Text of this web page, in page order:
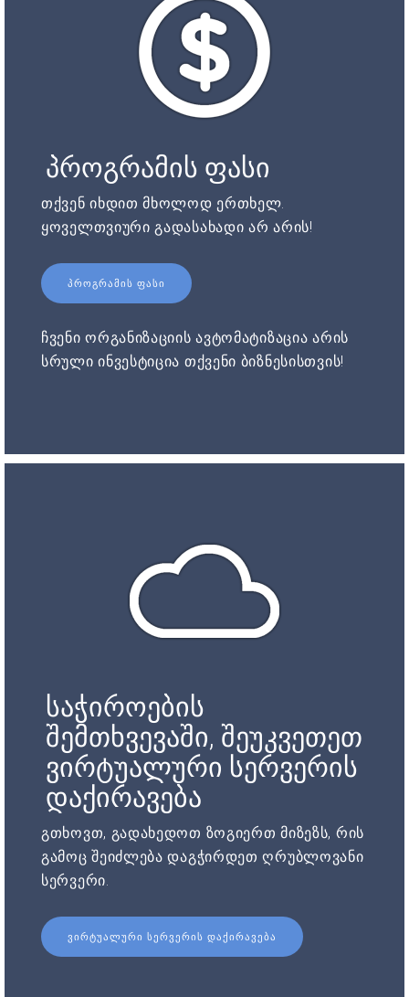
პროგრამის ფასი
თქვენ იხდით მხოლოდ ერთხელ.
ყოველთვიური გადასახადი არ არის!
ᲞᲠᲝᲒᲠᲐᲛᲘᲡ ᲤᲐᲡᲘ
ჩვენი ორგანიზაციის ავტომატიზაცია არის
სრული ინვესტიცია თქვენი ბიზნესისთვის!
საჭიროების
შემთხვევაში, შეუკვეთეთ
ვირტუალური სერვერის
დაქირავება
გთხოვთ, გადახედოთ ზოგიერთ მიზეზს, რის
გამოც შეიძლება დაგჭირდეთ ღრუბლოვანი
სერვერი.
ᲕᲘᲠᲢᲣᲐᲚᲣᲠᲘ ᲡᲔᲠᲕᲔᲠᲘᲡ ᲓᲐᲥᲘᲠᲐᲕᲔᲑᲐ